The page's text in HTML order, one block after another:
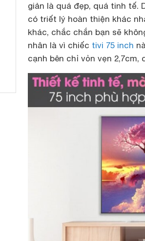
giản là quá đẹp, quá tinh tế.
có triết lý hoàn thiện khác
khác, chắc chắn bạn sẽ
nhân là vì chiếc tivi 75 inch
cạnh bên chỉ vỏn vẹn 2,7cm,